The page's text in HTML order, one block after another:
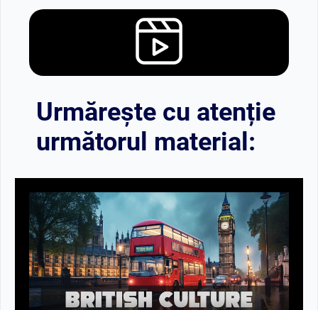
Urmărește cu atenție
următorul material: